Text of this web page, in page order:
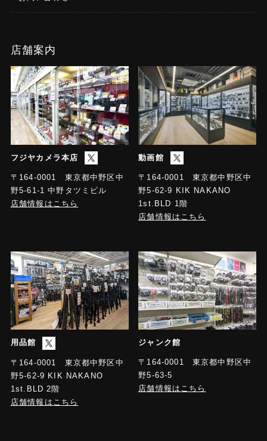
店舗案内
フジヤカメラ本店
〒164-0001 東京都中野区中
野5-61-1 中野タツミビル
店舗情報はこちら
動画館
〒164-0001 東京都中野区中
野5-62-9 KIK NAKANO
1st.BLD 1階
店舗情報はこちら
用品館
〒164-0001 東京都中野区中
野5-62-9 KIK NAKANO
1st.BLD 2階
店舗情報はこちら
ジャンク館
〒164-0001 東京都中野区中
野5-63-5
店舗情報はこちら